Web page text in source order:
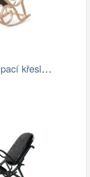
Klasické houpací křeslo - AT